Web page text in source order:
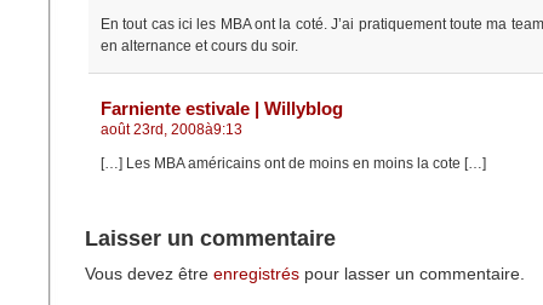
En tout cas ici les MBA ont la coté. J’ai pratiquement toute ma
en alternance et cours du soir.
Farniente estivale | Willyblog
août 23rd, 2008à9:13
[…] Les MBA américains ont de moins en moins la cote […]
Laisser un commentaire
Vous devez être enregistrés pour lasser un commentaire.